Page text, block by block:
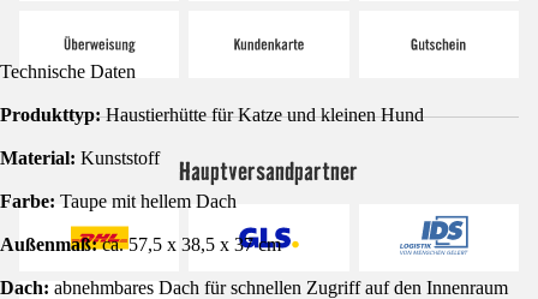
Technische Daten
Produkttyp:Haustierhütte für Katze und kleinen Hund
Material: Kunststoff
Farbe: Taupe mit hellem Dach
Außenmaß:ca. 57,5 x 38,5 x 37 cm
Dach: abnehmbares Dach für schnellen Zugriff auf den Innenraum
Hauptversandpartner